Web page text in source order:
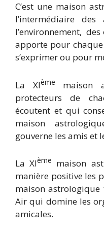
C’est une maison
l’intermédiaire
l’environnement,
apporte pour
s’exprimer ou pour
La XIème
maison
protecteurs de
écoutent et qui
maison
gouverne les amis et
La XIème maison
manière positive les
maison astrologique
Air qui domine les
amicales.